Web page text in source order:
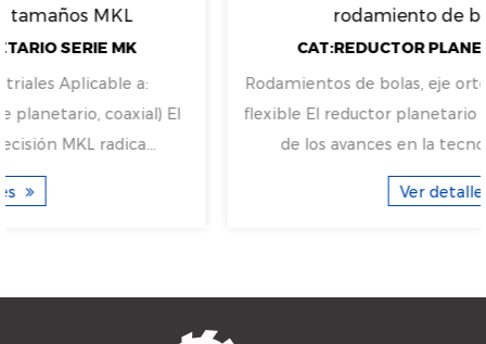
rodamiento de bolas MKEB
CAT:REDUCTOR PLANETARIO SERIE MK
Rodamientos de bolas, eje ortogonal, instalación más
flexible El reductor planetario MKEB es un testimonio
de los avances en la tecnología de engranaj...